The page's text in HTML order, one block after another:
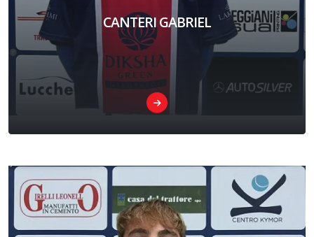
CANTERI GABRIEL